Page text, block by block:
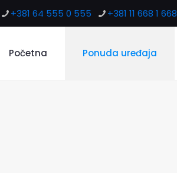
+381 64 555 0 555 +381 11 668 1 668
Početna Ponuda uređaja